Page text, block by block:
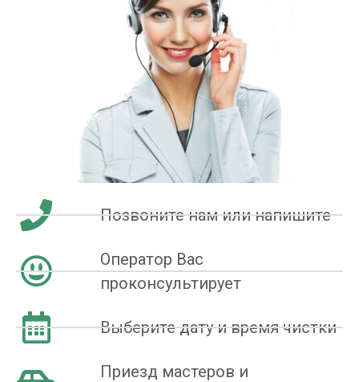
Позвоните нам или напишите
Оператор Вас
проконсультирует
Выберите дату и время чистки
Приезд мастеров и